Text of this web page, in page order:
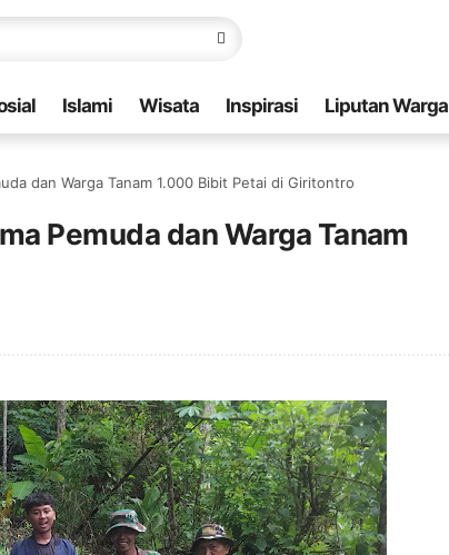
Islami Wisata Inspirasi Liputan Warga
dan Warga Tanam 1.000 Bibit Petai di Giritontro
Pemuda dan Warga Tanam